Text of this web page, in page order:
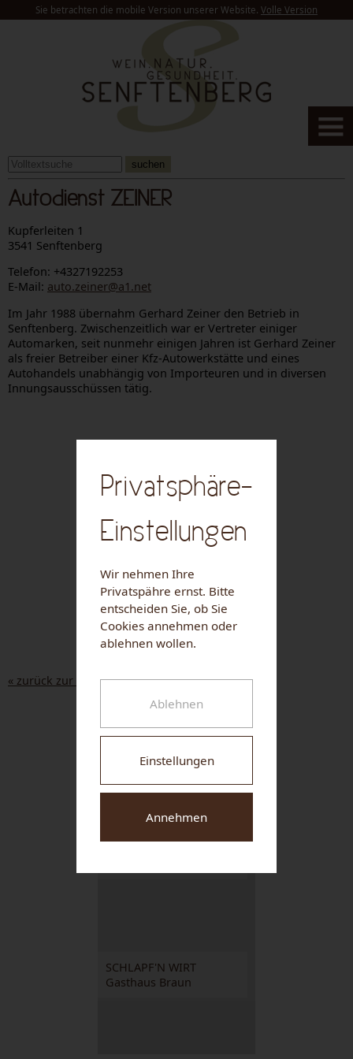
Sie betrachten die mobile Version unserer Website. Volle Version
suchen
Autodienst ZEINER
Kupferleiten 1
3541 Senftenberg
Telefon: +4327192253
E-Mail: auto.zeiner@a1.net
Im Jahr 1988 übernahm Gerhard Zeiner den Betrieb in
Senftenberg. Zwischenzeitlich war er Vertreter einiger
Automarken, seit nunmehr einigen Jahren ist Gerhard Zeiner
als freier Betreiber einer Kfz-Autowerkstätte und eines
Autohandels unabhängig von Importeuren und in diversen
Innungsausschüssen tätig.
« zurück zur Liste
NUHR MEDICAL CENTER
SCHLAPF'N WIRT
Gasthaus Braun
Privatsphäre-
Einstellungen
Wir nehmen Ihre
Privatspähre ernst. Bitte
entscheiden Sie, ob Sie
Cookies annehmen oder
ablehnen wollen.
Ablehnen
Einstellungen
Annehmen